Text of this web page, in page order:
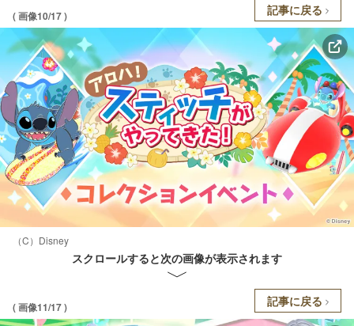
( 画像10/17 ) 記事に戻る
（C）Disney
スクロールすると次の画像が表示されます
( 画像11/17 ) 記事に戻る